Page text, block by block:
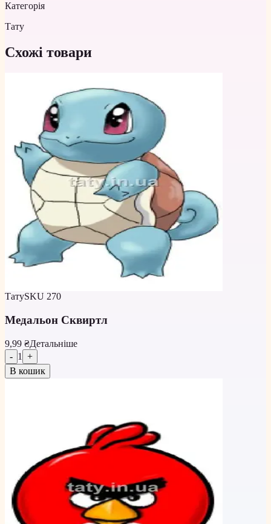
Категорія
Тату
Схожі товари
ТатуSKU 270
Медальон Сквиртл
9,99 ₴Детальніше
- 1
+
В кошик